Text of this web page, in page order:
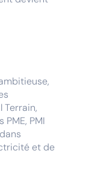
Terrain,
PMI
et de